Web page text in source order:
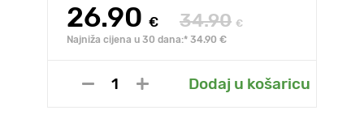
26.90 € 34.90 €
Najniža cijena u 30 dana:* 34.90 €
Dodaj u košaricu